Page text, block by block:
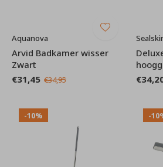
Aquanova
Arvid Badkamer wisser
Zwart
€31,45 €34,95
-10% -